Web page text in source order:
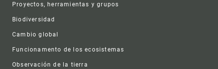
Proyectos, herramientas y grupos
Biodiversidad
Cambio global
Funcionamento de los ecosistemas
Observación de la tierra